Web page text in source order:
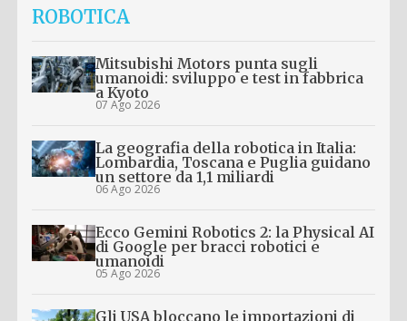
ROBOTICA
Mitsubishi Motors punta sugli
umanoidi: sviluppo e test in fabbrica
a Kyoto
07 Ago 2026
La geografia della robotica in Italia:
Lombardia, Toscana e Puglia guidano
un settore da 1,1 miliardi
06 Ago 2026
Ecco Gemini Robotics 2: la Physical AI
di Google per bracci robotici e
umanoidi
05 Ago 2026
Gli USA bloccano le importazioni di